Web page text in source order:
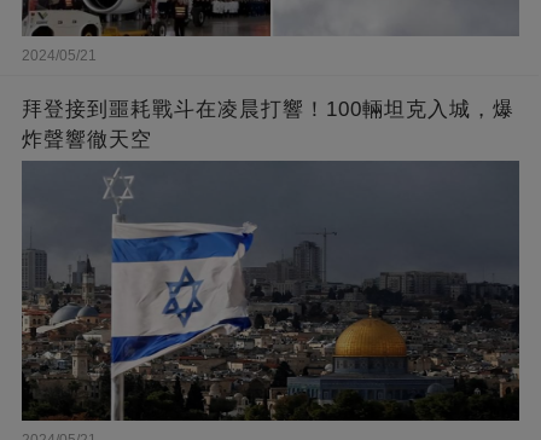
2024/05/21
拜登接到噩耗戰斗在凌晨打響！100輛坦克入城，爆
炸聲響徹天空